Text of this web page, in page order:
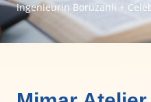
Ingenieurin Boruzanli +